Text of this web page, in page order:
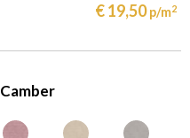
€ 19,50 p/m2
Camber